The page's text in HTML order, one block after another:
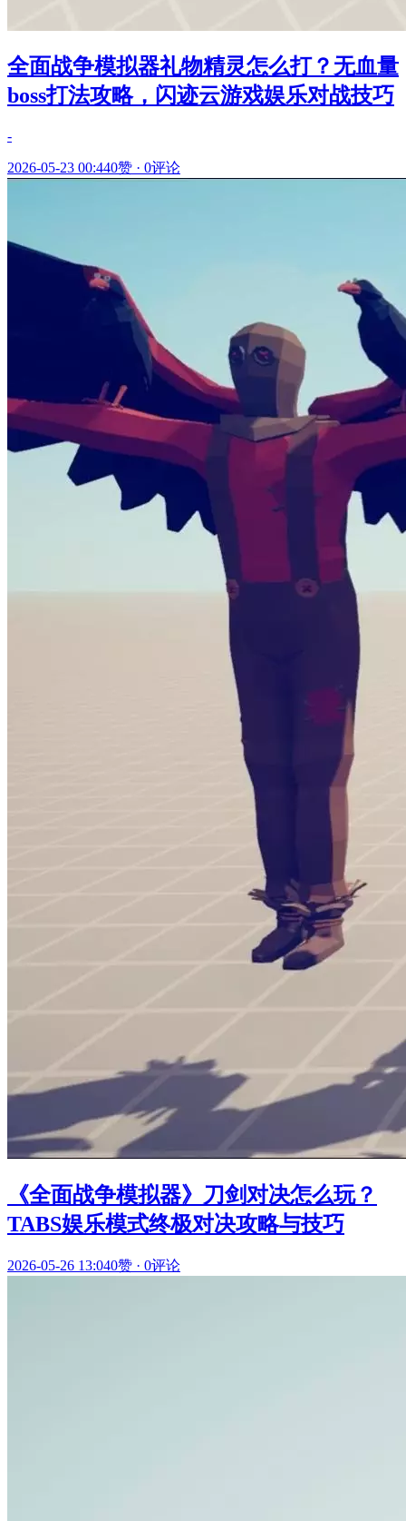
全面战争模拟器礼物精灵怎么打？无血量
boss打法攻略，闪迹云游戏娱乐对战技巧
-
2026-05-23 00:440赞 · 0评论
《全面战争模拟器》刀剑对决怎么玩？
TABS娱乐模式终极对决攻略与技巧
2026-05-26 13:040赞 · 0评论